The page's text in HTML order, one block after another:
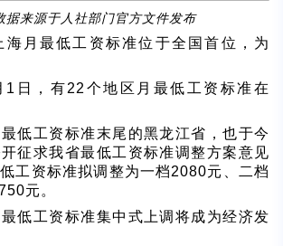
据来源于人社部门官方文件发布
海月最低工资标准位于全国首位，为
1日，有22个地区月最低工资标准在
低工资标准末尾的黑龙江省，也于今
征求我省最低工资标准调整方案意见
工资标准拟调整为一档2080元、二档
元。
低工资标准集中式上调将成为经济发